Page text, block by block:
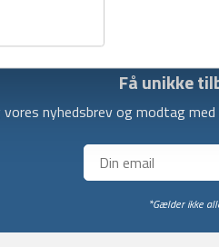
Få unikke
vores nyhedsbrev og modtag
*Gælder ikke